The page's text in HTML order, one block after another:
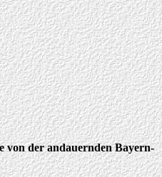
von der andauernden Bayern-